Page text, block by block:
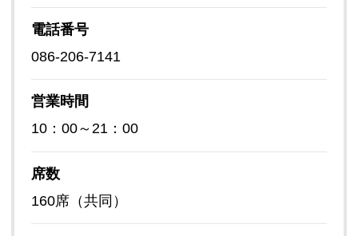
電話番号
086-206-7141
営業時間
10：00～21：00
席数
160席（共同）